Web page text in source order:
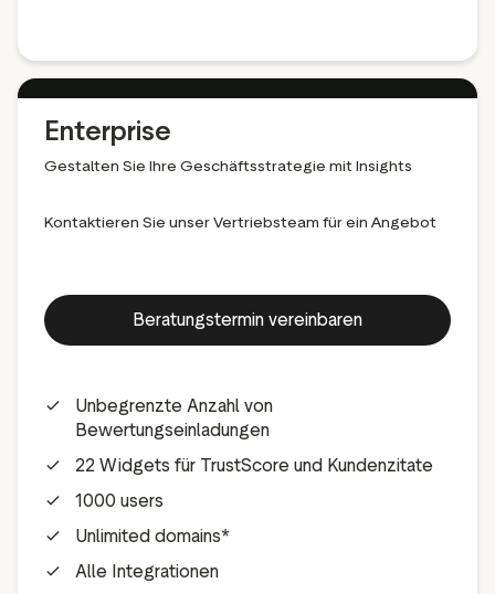
Enterprise
Gestalten Sie Ihre Geschäftsstrategie mit Insights
Kontaktieren Sie unser Vertriebsteam für ein Angebot
Beratungstermin vereinbaren
Unbegrenzte Anzahl von
Bewertungseinladungen
22 Widgets für TrustScore und Kundenzitate
1000 users
Unlimited domains*
Alle Integrationen